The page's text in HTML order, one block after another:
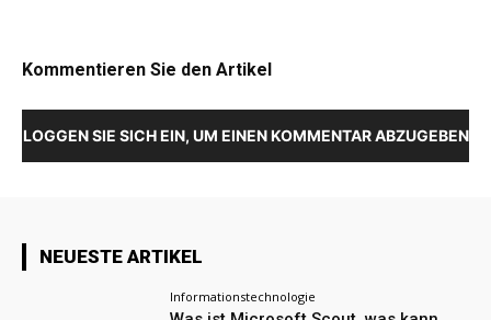
Kommentieren Sie den Artikel
LOGGEN SIE SICH EIN, UM EINEN KOMMENTAR ABZUGEBEN
NEUESTE ARTIKEL
Informationstechnologie